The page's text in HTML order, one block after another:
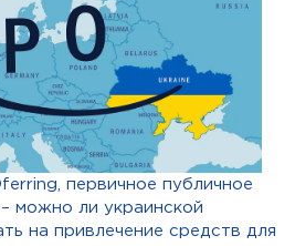
первичное публичное
можно ли украинской
на привлечение средств для